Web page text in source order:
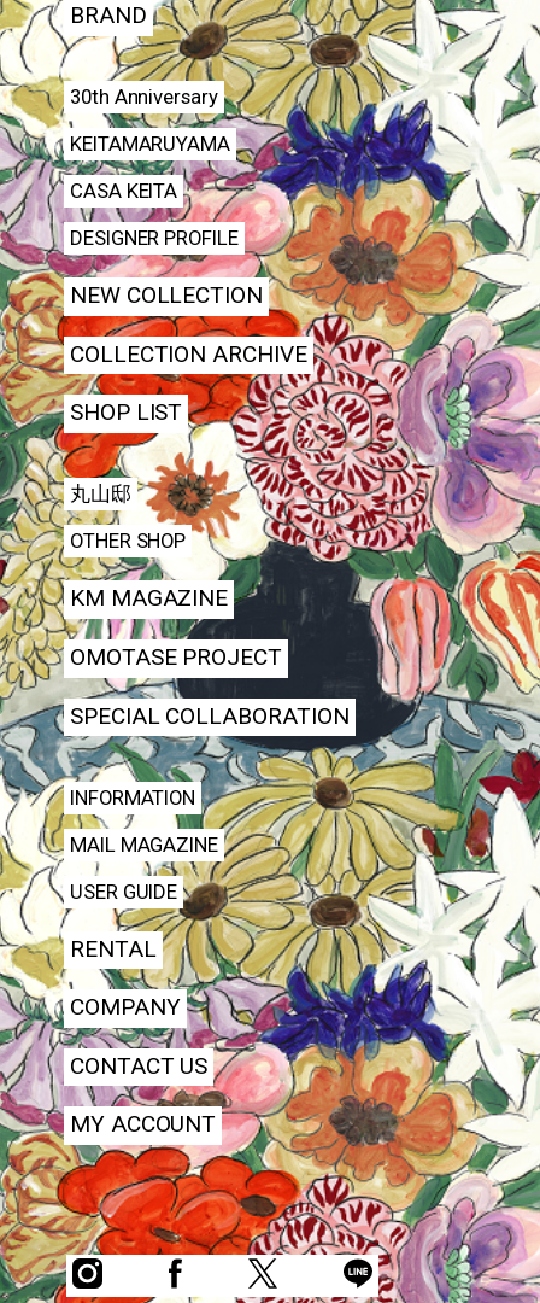
BRAND
30th Anniversary
KEITAMARUYAMA
CASA KEITA
DESIGNER PROFILE
NEW COLLECTION
COLLECTION ARCHIVE
SHOP LIST
丸山邸
OTHER SHOP
KM MAGAZINE
OMOTASE PROJECT
SPECIAL COLLABORATION
INFORMATION
MAIL MAGAZINE
USER GUIDE
RENTAL
COMPANY
CONTACT US
MY ACCOUNT